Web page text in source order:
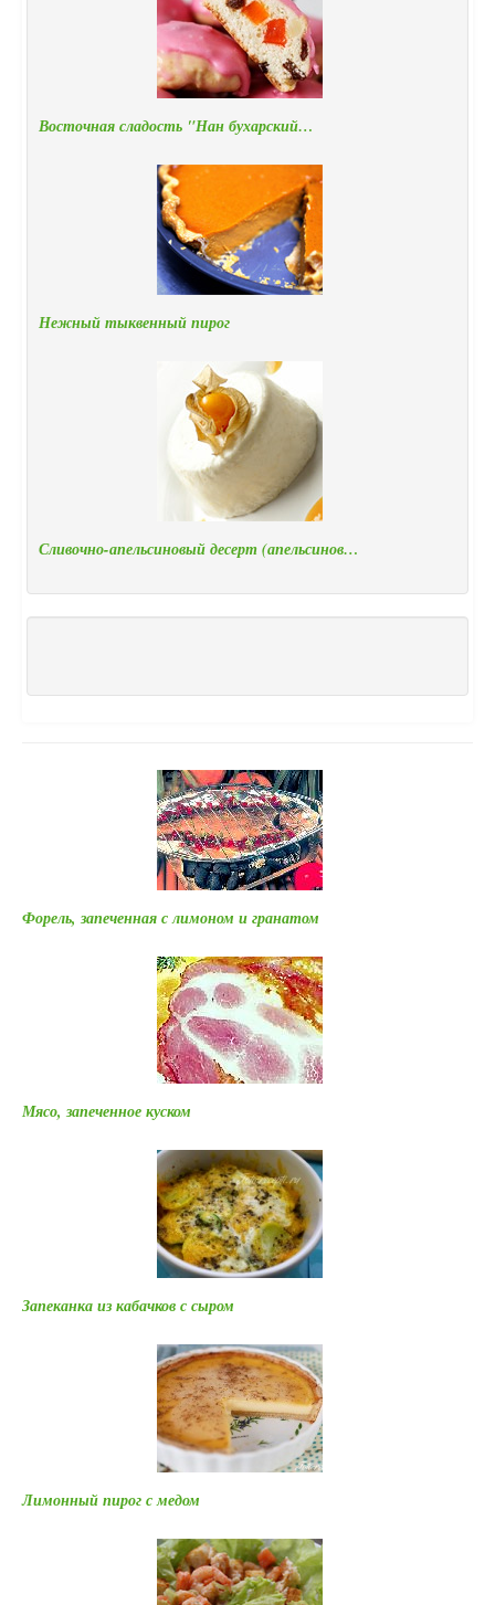
Восточная сладость "Нан бухарский…
Нежный тыквенный пирог
Сливочно-апельсиновый десерт (апельсинов…
Форель, запеченная с лимоном и гранатом
Мясо, запеченное куском
Запеканка из кабачков с сыром
Лимонный пирог с медом